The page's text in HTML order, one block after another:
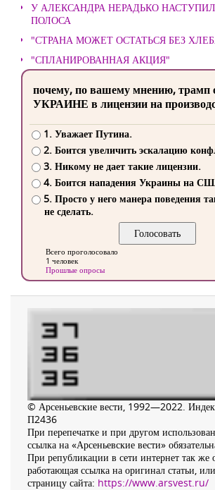
У АЛЕКСАНДРА НЕРАДЬКО
ПОЛОСА
"СТРАНА МОЖЕТ ОСТАТЬСЯ БЕЗ
"СПЛАНИРОВАННАЯ АКЦИЯ"
почему, по вашему мнению, трамп
УКРАИНЕ в лицензии на
1. Уважает Путина.
2. Боится увеличить эскалацию
3. Никому не дает такие лицензии.
4. Боится нападения Украины на
5. Просто у него манера поведения
не сделать.
Всего проголосовало
1 человек
Прошлые опросы
© Арсеньевские вести, 1992—2022.
П2436
При перепечатке и при другом
ссылка на «Арсеньевские вести»
При републикации в сети интернет так же
работающая ссылка на оригинал статьи,
страницу сайта: https://www.arsvest.ru/